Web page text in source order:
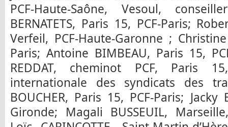
PCF-Haute-Saône, Vesoul,
BERNATETS, Paris 15, PCF-Paris;
Verfeil, PCF-Haute-Garonne ;
Paris; Antoine BIMBEAU, Paris 15,
REDDAT, cheminot PCF, Paris
internationale des syndicats des
BOUCHER, Paris 15, PCF-Paris; Jacky
Gironde; Magali BUSSEUIL,